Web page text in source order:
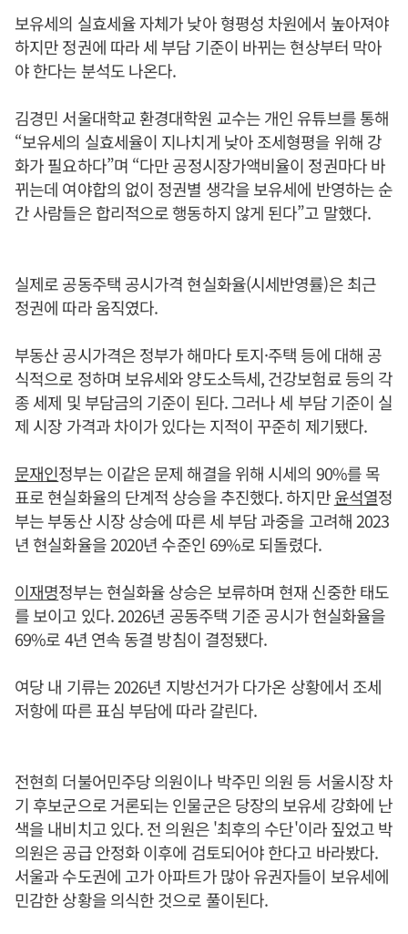
보유세의 실효세율 자체가 낮아 형평성 차원에서 높아져야
하지만 정권에 따라 세 부담 기준이 바뀌는 현상부터 막아
야 한다는 분석도 나온다.
김경민 서울대학교 환경대학원 교수는 개인 유튜브를 통해
“보유세의 실효세율이 지나치게 낮아 조세형평을 위해 강
화가 필요하다”며 “다만 공정시장가액비율이 정권마다 바
뀌는데 여야합의 없이 정권별 생각을 보유세에 반영하는 순
간 사람들은 합리적으로 행동하지 않게 된다”고 말했다.
실제로 공동주택 공시가격 현실화율(시세반영률)은 최근
정권에 따라 움직였다.
부동산 공시가격은 정부가 해마다 토지·주택 등에 대해 공
식적으로 정하며 보유세와 양도소득세, 건강보험료 등의 각
종 세제 및 부담금의 기준이 된다. 그러나 세 부담 기준이 실
제 시장 가격과 차이가 있다는 지적이 꾸준히 제기됐다.
문재인정부는 이같은 문제 해결을 위해 시세의 90%를 목
표로 현실화율의 단계적 상승을 추진했다. 하지만윤석열정
부는 부동산 시장 상승에 따른 세 부담 과중을 고려해 2023
년 현실화율을 2020년 수준인 69%로 되돌렸다.
이재명정부는 현실화율 상승은 보류하며 현재 신중한 태도
를 보이고 있다. 2026년 공동주택 기준 공시가 현실화율을
69%로 4년 연속 동결 방침이 결정됐다.
여당 내 기류는 2026년 지방선거가 다가온 상황에서 조세
저항에 따른 표심 부담에 따라 갈린다.
전현희 더불어민주당 의원이나 박주민 의원 등 서울시장 차
기 후보군으로 거론되는 인물군은 당장의 보유세 강화에 난
색을 내비치고 있다. 전 의원은 '최후의 수단'이라 짚었고 박
의원은 공급 안정화 이후에 검토되어야 한다고 바라봤다.
서울과 수도권에 고가 아파트가 많아 유권자들이 보유세에
민감한 상황을 의식한 것으로 풀이된다.